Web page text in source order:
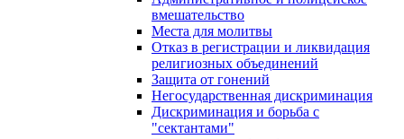
вмешательство
Места для молитвы
Отказ в регистрации и ликвидация
религиозных объединений
Защита от гонений
Негосударственная дискриминация
Дискриминация и борьба с
"сектантами"